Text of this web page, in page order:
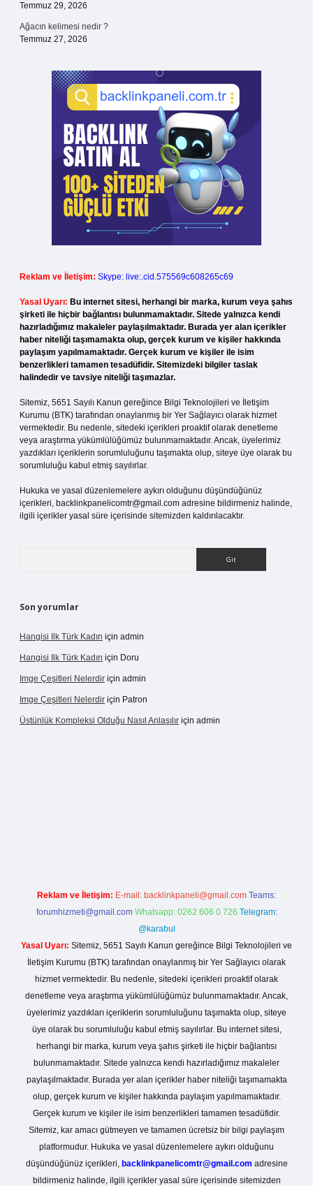
Temmuz 29, 2026
Ağacın kelimesi nedir ?
Temmuz 27, 2026
Reklam ve İletişim: Skype: live:.cid.575569c608265c69
Yasal Uyarı: Bu internet sitesi, herhangi bir marka, kurum veya şahıs
şirketi ile hiçbir bağlantısı bulunmamaktadır. Sitede yalnızca kendi
hazırladığımız makaleler paylaşılmaktadır. Burada yer alan içerikler
haber niteliği taşımamakta olup, gerçek kurum ve kişiler hakkında
paylaşım yapılmamaktadır. Gerçek kurum ve kişiler ile isim
benzerlikleri tamamen tesadüfidir. Sitemizdeki bilgiler taslak
halindedir ve tavsiye niteliği taşımazlar.
Sitemiz, 5651 Sayılı Kanun gereğince Bilgi Teknolojileri ve İletişim
Kurumu (BTK) tarafından onaylanmış bir Yer Sağlayıcı olarak hizmet
vermektedir. Bu nedenle, sitedeki içerikleri proaktif olarak denetleme
veya araştırma yükümlülüğümüz bulunmamaktadır. Ancak, üyelerimiz
yazdıkları içeriklerin sorumluluğunu taşımakta olup, siteye üye olarak bu
sorumluluğu kabul etmiş sayılırlar.
Hukuka ve yasal düzenlemelere aykırı olduğunu düşündüğünüz
içerikleri, backlinkpanelicomtr@gmail.com adresine bildirmeniz halinde,
ilgili içerikler yasal süre içerisinde sitemizden kaldırılacaktır.
Son yorumlar
Hangisi Ilk Türk Kadın için admin
Hangisi Ilk Türk Kadın için Doru
Imge Çeşitleri Nelerdir için admin
Imge Çeşitleri Nelerdir için Patron
Üstünlük Kompleksi Olduğu Nasıl Anlaşılır için admin
Reklam ve İletişim: E-mail: backlinkpaneli@gmail.com Teams:
forumhizmeti@gmail.com Whatsapp: 0262 606 0 726 Telegram:
@karabul
Yasal Uyarı: Sitemiz, 5651 Sayılı Kanun gereğince Bilgi Teknolojileri ve
İletişim Kurumu (BTK) tarafından onaylanmış bir Yer Sağlayıcı olarak
hizmet vermektedir. Bu nedenle, sitedeki içerikleri proaktif olarak
denetleme veya araştırma yükümlülüğümüz bulunmamaktadır. Ancak,
üyelerimiz yazdıkları içeriklerin sorumluluğunu taşımakta olup, siteye
üye olarak bu sorumluluğu kabul etmiş sayılırlar. Bu internet sitesi,
herhangi bir marka, kurum veya şahıs şirketi ile hiçbir bağlantısı
bulunmamaktadır. Sitede yalnızca kendi hazırladığımız makaleler
paylaşılmaktadır. Burada yer alan içerikler haber niteliği taşımamakta
olup, gerçek kurum ve kişiler hakkında paylaşım yapılmamaktadır.
Gerçek kurum ve kişiler ile isim benzerlikleri tamamen tesadüfidir.
Sitemiz, kar amacı gütmeyen ve tamamen ücretsiz bir bilgi paylaşım
platformudur. Hukuka ve yasal düzenlemelere aykırı olduğunu
düşündüğünüz içerikleri, backlinkpanelicomtr@gmail.com adresine
bildirmeniz halinde, ilgili içerikler yasal süre içerisinde sitemizden